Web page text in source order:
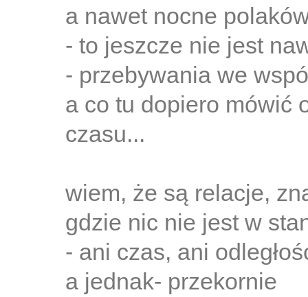
a nawet nocne
- to jeszcze nie jest
- przebywania we
a co tu dopiero mówić
czasu...
wiem, że są relacje,
gdzie nic nie jest w
- ani czas, ani
a jednak- przekornie